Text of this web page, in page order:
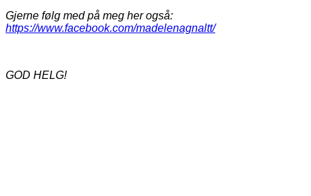
Gjerne følg med på meg her også:
https://www.facebook.com/madelenagnaltt/
GOD HELG!